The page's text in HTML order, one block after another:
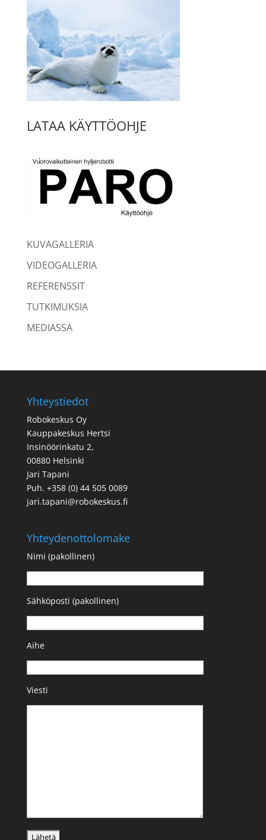
LATAA KÄYTTÖOHJE
KUVAGALLERIA
VIDEOGALLERIA
REFERENSSIT
TUTKIMUKSIA
MEDIASSA
Yhteystiedot
Robokeskus Oy
Kauppakeskus Hertsi
Insinöörinkatu 2,
00880 Helsinki
Jari Tapani
Puh. +358 (0) 44 505 0089
jari.tapani@robokeskus.fi
Yhteydenottolomake
Nimi (pakollinen)
Sähköposti (pakollinen)
Aihe
Viesti